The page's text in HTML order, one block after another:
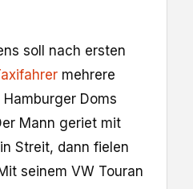
soll nach ersten
mehrere
Doms
Mann geriet mit
Streit, dann fielen
seinem VW Touran